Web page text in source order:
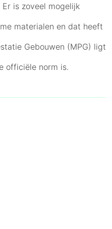
is zoveel mogelijk
materialen en dat heeft
Gebouwen (MPG) ligt
officiële norm is.